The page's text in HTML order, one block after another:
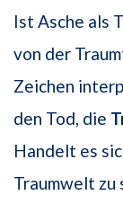
Ist Asche als
von der
Zeichen
den Tod, die
Handelt es
Traumwelt zu